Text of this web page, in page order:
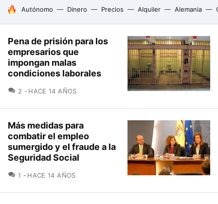
HOY SE HABLA DE
Autónomo Dinero Precios Alquiler Alemania
Pena de prisión para los
empresarios que
impongan malas
condiciones laborales
2 COMENTARIOS
HACE 14 AÑOS
Más medidas para
combatir el empleo
sumergido y el fraude a la
Seguridad Social
1 COMENTARIOS
HACE 14 AÑOS